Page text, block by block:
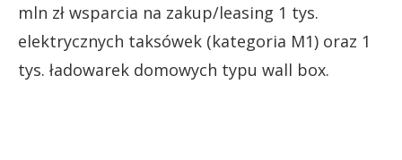
mln zł wsparcia na zakup/leasing 1 tys.
elektrycznych taksówek (kategoria M1) oraz 1
tys. ładowarek domowych typu wall box.